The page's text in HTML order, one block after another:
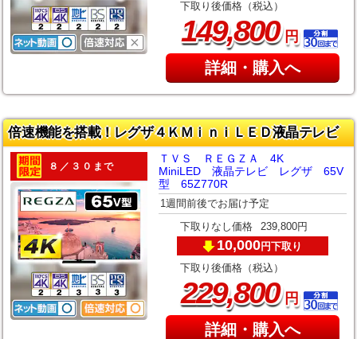
下取り後価格（税込）
149,800円
詳細・購入へ
倍速機能を搭載！レグザ４ＫＭｉｎｉＬＥＤ液晶テレビ
８／３０まで
ＴＶＳ ＲＥＧＺＡ 4K
MiniLED 液晶テレビ レグザ 65V
型 65Z770R
1週間前後でお届け予定
下取りなし価格 239,800円
10,000円下取り
下取り後価格（税込）
229,800円
詳細・購入へ